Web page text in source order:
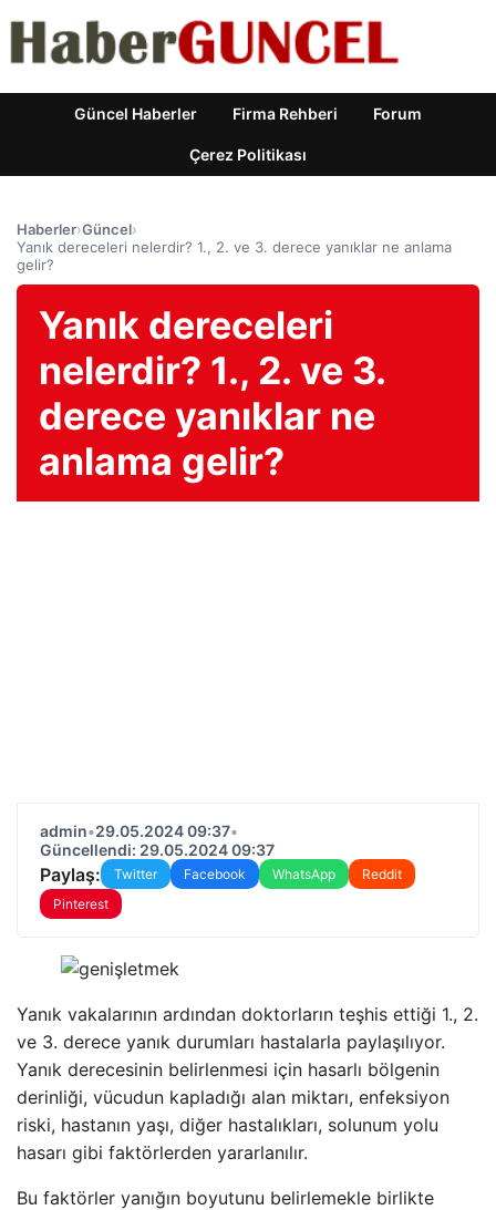
Güncel Haberler Firma Rehberi Forum
Çerez Politikası
Haberler›Güncel›
Yanık dereceleri nelerdir? 1., 2. ve 3. derece yanıklar ne anlama
gelir?
Yanık dereceleri
nelerdir? 1., 2. ve 3.
derece yanıklar ne
anlama gelir?
admin•29.05.2024 09:37•
Güncellendi: 29.05.2024 09:37
Paylaş: Twitter Facebook WhatsApp
Reddit
Pinterest
Yanık vakalarının ardından doktorların teşhis ettiği 1., 2.
ve 3. derece yanık durumları hastalarla paylaşılıyor.
Yanık derecesinin belirlenmesi için hasarlı bölgenin
derinliği, vücudun kapladığı alan miktarı, enfeksiyon
riski, hastanın yaşı, diğer hastalıkları, solunum yolu
hasarı gibi faktörlerden yararlanılır.
Bu faktörler yanığın boyutunu belirlemekle birlikte